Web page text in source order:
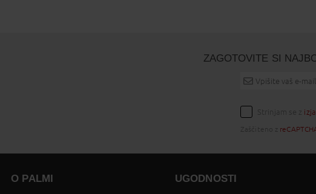
ZAGOTOVITE SI
Strinjam se z
Zaščiteno z
O PALMI UGODNOSTI